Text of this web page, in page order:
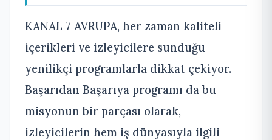
KANAL 7 AVRUPA, her zaman kaliteli
içerikleri ve izleyicilere sunduğu
yenilikçi programlarla dikkat çekiyor.
Başarıdan Başarıya programı da bu
misyonun bir parçası olarak,
izleyicilerin hem iş dünyasıyla ilgili